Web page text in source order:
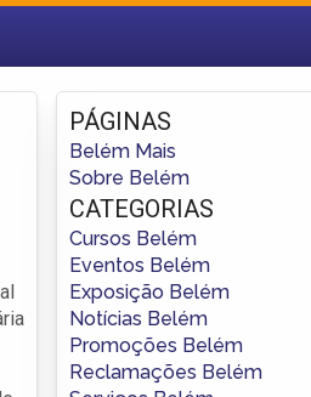
Fazer login
Criar conta
PÁGINAS
Belém Mais
Sobre Belém
CATEGORIAS
Cursos Belém
Eventos Belém
Exposição Belém
Notícias Belém
Promoções Belém
Reclamações Belém